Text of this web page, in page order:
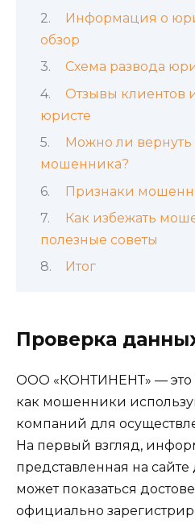
Информация о
обзор
Схема развода
Отзывы клиентов
юристе
Можно ли вернуть
мошенника?
Признаки
Как избежать
полезные советы
Итог
Проверка
ООО «КОНТИНЕНТ» — это
как мошенники
компаний для
На первый взгляд,
представленная на
может показаться
официально